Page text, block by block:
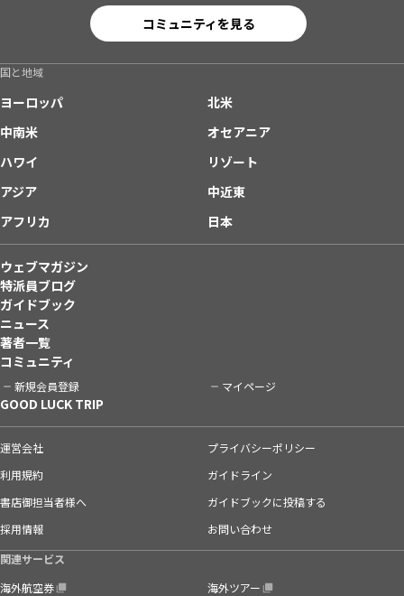
コミュニティを見る
国と地域
ヨーロッパ
北米
中南米
オセアニア
ハワイ
リゾート
アジア
中近東
アフリカ
日本
ウェブマガジン
特派員ブログ
ガイドブック
ニュース
著者一覧
コミュニティ
新規会員登録 マイページ
GOOD LUCK TRIP
運営会社
プライバシーポリシー
利用規約
ガイドライン
書店御担当者様へ
ガイドブックに投稿する
採用情報
お問い合わせ
関連サービス
海外航空券
海外ツアー